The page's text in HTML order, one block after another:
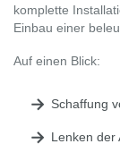
komplette
Einbau einer
Auf einen Blick:
Schaffung
Lenken der